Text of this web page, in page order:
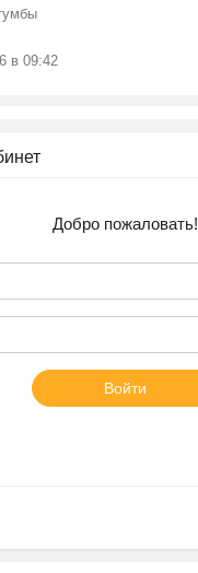
в 09:42
Добро пожаловать!
Войти